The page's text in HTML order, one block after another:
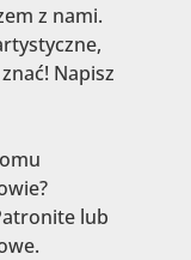
z nami.
Napisz
lub